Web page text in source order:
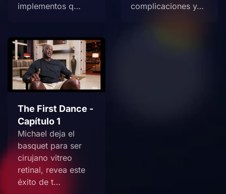
implementos q…
complicaciones y…
The First Dance -
Capítulo 1
Michael deja el
basquet para ser
cirujano vitreo
retinal, revea este
éxito de t…